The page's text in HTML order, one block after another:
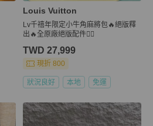
Louis Vuitton
Lv千禧年限定小牛角麻將包🔥絕版釋
出🔥全原廠絕版配件❤️‍🔥
TWD 27,999
現折 800
狀況良好 本地 免運